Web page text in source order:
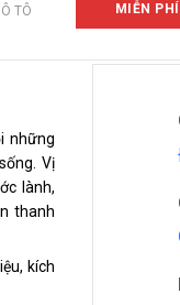
TÔ MIỄN
những
Vị
lành,
thanh
kích